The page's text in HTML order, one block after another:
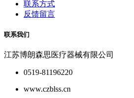
联系方式
反馈留言
联系我们
江苏博朗森思医疗器械有限公司
0519-81196220
www.czblss.cn